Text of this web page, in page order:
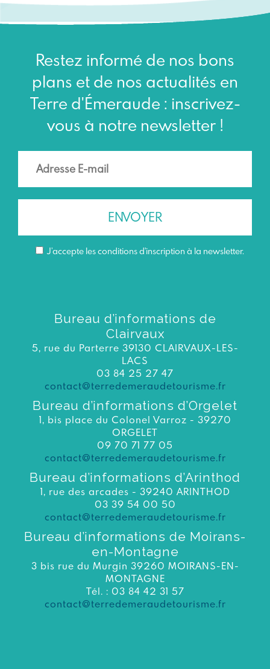
Restez informé de nos bons
plans et de nos actualités en
Terre d'Émeraude : inscrivez-
vous à notre newsletter !
J’accepte les conditions d'inscription à la newsletter.
Bureau d’informations de
Clairvaux
5, rue du Parterre 39130 CLAIRVAUX-LES-
LACS
03 84 25 27 47
contact@terredemeraudetourisme.fr
Bureau d’informations d’Orgelet
1, bis place du Colonel Varroz - 39270
ORGELET
09 70 71 77 05
contact@terredemeraudetourisme.fr
Bureau d’informations d’Arinthod
1, rue des arcades - 39240 ARINTHOD
03 39 54 00 50
contact@terredemeraudetourisme.fr
Bureau d’informations de Moirans-
en-Montagne
3 bis rue du Murgin 39260 MOIRANS-EN-
MONTAGNE
Tél. : 03 84 42 31 57
contact@terredemeraudetourisme.fr